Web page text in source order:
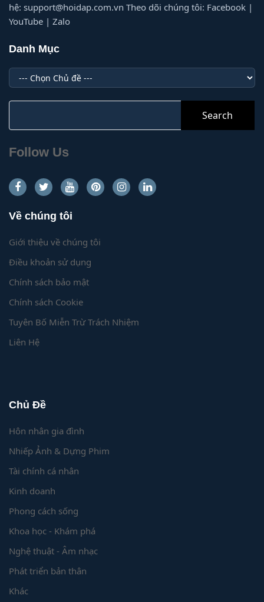
hệ: support@hoidap.com.vn Theo dõi chúng tôi: Facebook |
YouTube | Zalo
Danh Mục
Danh
Mục
Follow Us
Về chúng tôi
Giới thiệu về chúng tôi
Điều khoản sử dụng
Chính sách bảo mật
Chính sách Cookie
Tuyên Bố Miễn Trừ Trách Nhiệm
Liên Hệ
Chủ Đề
Hôn nhân gia đình
Nhiếp Ảnh & Dựng Phim
Tài chính cá nhân
Kinh doanh
Phong cách sống
Khoa học - Khám phá
Nghệ thuật - Âm nhạc
Phát triển bản thân
Khác